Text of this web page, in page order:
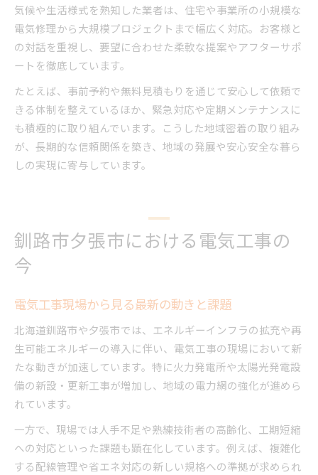
気候や生活様式を熟知した業者は、住宅や事業所の小規模な
電気修理から大規模プロジェクトまで幅広く対応。お客様と
の対話を重視し、要望に合わせた柔軟な提案やアフターサポ
ートを徹底しています。
たとえば、事前予約や無料見積もりを通じて安心して依頼で
きる体制を整えているほか、緊急対応や定期メンテナンスに
も積極的に取り組んでいます。こうした地域密着の取り組み
が、長期的な信頼関係を築き、地域の発展や安心安全な暮ら
しの実現に寄与しています。
釧路市夕張市における電気工事の
今
電気工事現場から見る最新の動きと課題
北海道釧路市や夕張市では、エネルギーインフラの拡充や再
生可能エネルギーの導入に伴い、電気工事の現場において新
たな動きが加速しています。特に火力発電所や太陽光発電設
備の新設・更新工事が増加し、地域の電力網の強化が進めら
れています。
一方で、現場では人手不足や熟練技術者の高齢化、工期短縮
への対応といった課題も顕在化しています。例えば、複雑化
する配線管理や省エネ対応の新しい規格への準拠が求められ